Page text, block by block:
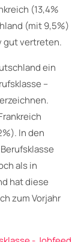
(13,4%
(mit 9,5%)
gut vertreten.
ein
–
In den
als in
hat diese
zum Vorjahr